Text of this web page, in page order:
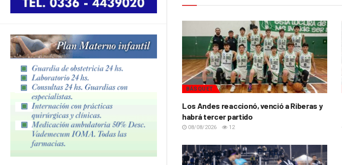
BÁSQUET
Los Andes reaccionó, venció a Riberas y
habrá tercer partido
08/08/2026 12